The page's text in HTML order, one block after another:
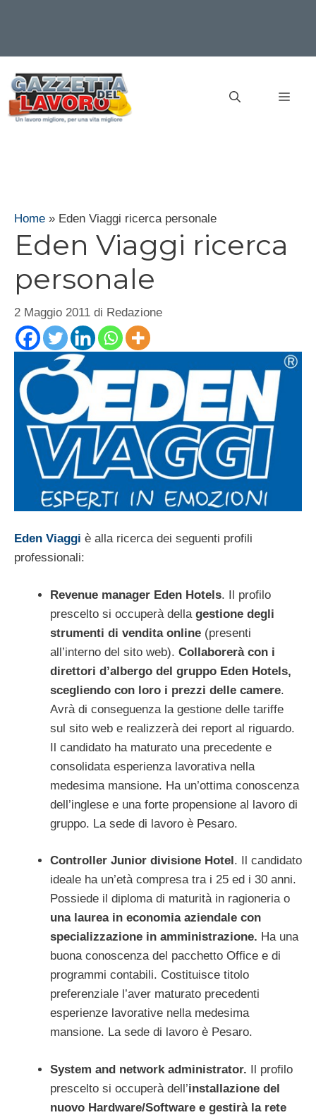
contenuto
Home » Eden Viaggi ricerca personale
Eden Viaggi ricerca
personale
2 Maggio 2011 di Redazione
Eden Viaggi è alla ricerca dei seguenti profili
professionali:
Revenue manager Eden Hotels. Il profilo
prescelto si occuperà della gestione degli
strumenti di vendita online (presenti
all’interno del sito web). Collaborerà con i
direttori d’albergo del gruppo Eden Hotels,
scegliendo con loro i prezzi delle camere.
Avrà di conseguenza la gestione delle tariffe
sul sito web e realizzerà dei report al riguardo.
Il candidato ha maturato una precedente e
consolidata esperienza lavorativa nella
medesima mansione. Ha un’ottima conoscenza
dell’inglese e una forte propensione al lavoro di
gruppo. La sede di lavoro è Pesaro.
Controller Junior divisione Hotel. Il candidato
ideale ha un’età compresa tra i 25 ed i 30 anni.
Possiede il diploma di maturità in ragioneria o
una laurea in economia aziendale con
specializzazione in amministrazione. Ha una
buona conoscenza del pacchetto Office e di
programmi contabili. Costituisce titolo
preferenziale l’aver maturato precedenti
esperienze lavorative nella medesima
mansione. La sede di lavoro è Pesaro.
System and network administrator. Il profilo
prescelto si occuperà dell’installazione del
nuovo Hardware/Software e gestirà la rete